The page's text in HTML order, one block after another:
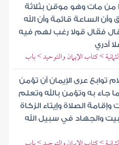
مات وهو موقن بثلاثة
وأن الساعة قائمة وأن الله
فقال قولا رغب لهم فيه
أدري
> كتاب الإيمان والتوحيد > باب
توابع عرى الإيمان أن تؤمن
جاء به وتؤمن بالله وتعلم
الصلاة وإيتاء الزكاة
والجهاد في سبيل الله